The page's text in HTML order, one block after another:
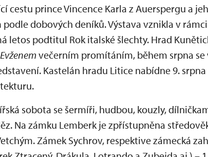
cestu prince Vincence Karla z Auerspergu a
dobových deníků. Výstava vznikla v
letos podtitul Rok italské šlechty. Hrad
večerním promítáním, během srpna
Kastelán hradu Litice nabídne 9.
sobota se šermíři, hudbou, kouzly,
Na zámku Lemberk je zpřístupněna
Zámek Sychrov, respektive zámecká